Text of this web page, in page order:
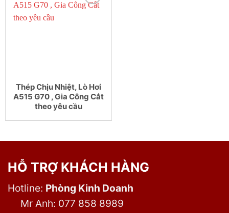
Thép Chịu Nhiệt, Lò Hơi
A515 G70 , Gia Công Cắt
theo yêu cầu
HỖ TRỢ KHÁCH HÀNG
Hotline: Phòng Kinh Doanh
Mr Anh: 077 858 8989